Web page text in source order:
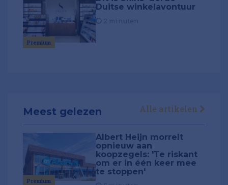
Premium
Duitse winkelavontuur
Meest gelezen Alle artikelen
Premium
Albert Heijn morrelt
opnieuw aan
koopzegels: 'Te riskant
om er in één keer mee
te stoppen'